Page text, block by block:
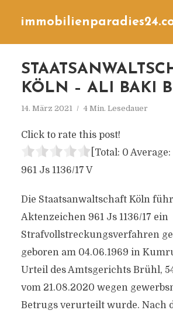
KÖLN – ALI BAKI
14. März 2021 4 Min. Lesedauer
Click to rate this post!
[Total: 0 Average:
961 Js 1136/​17 V
Die Staatsanwaltschaft Köln
Aktenzeichen 961 Js 1136/​17 ein
Strafvollstreckungsverfahren
geboren am 04.06.1969 in
Urteil des Amtsgerichts Brühl,
vom 21.08.2020 wegen
Betrugs verurteilt wurde. Nach